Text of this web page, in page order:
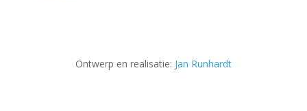
Ontwerp en realisatie: Jan Runhardt